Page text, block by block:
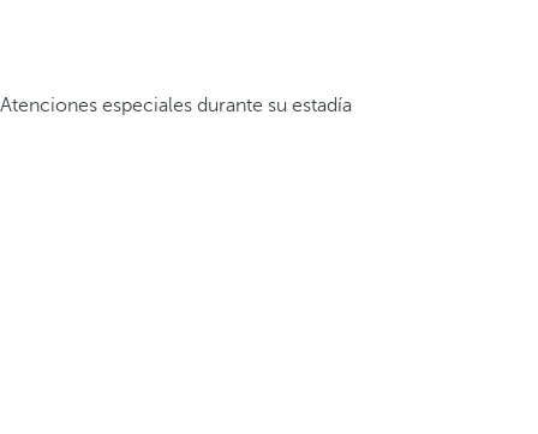
Atenciones especiales durante su estadía